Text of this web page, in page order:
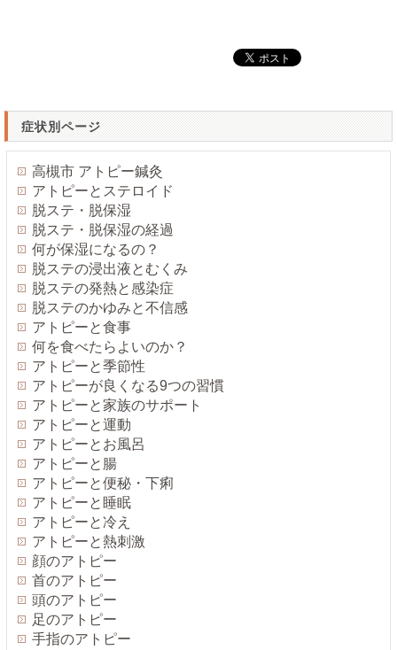
症状別ページ
高槻市 アトピー鍼灸
アトピーとステロイド
脱ステ・脱保湿
脱ステ・脱保湿の経過
何が保湿になるの？
脱ステの浸出液とむくみ
脱ステの発熱と感染症
脱ステのかゆみと不信感
アトピーと食事
何を食べたらよいのか？
アトピーと季節性
アトピーが良くなる9つの習慣
アトピーと家族のサポート
アトピーと運動
アトピーとお風呂
アトピーと腸
アトピーと便秘・下痢
アトピーと睡眠
アトピーと冷え
アトピーと熱刺激
顔のアトピー
首のアトピー
頭のアトピー
足のアトピー
手指のアトピー